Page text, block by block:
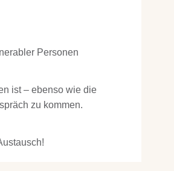
Personen
ist – ebenso wie die
zu kommen.